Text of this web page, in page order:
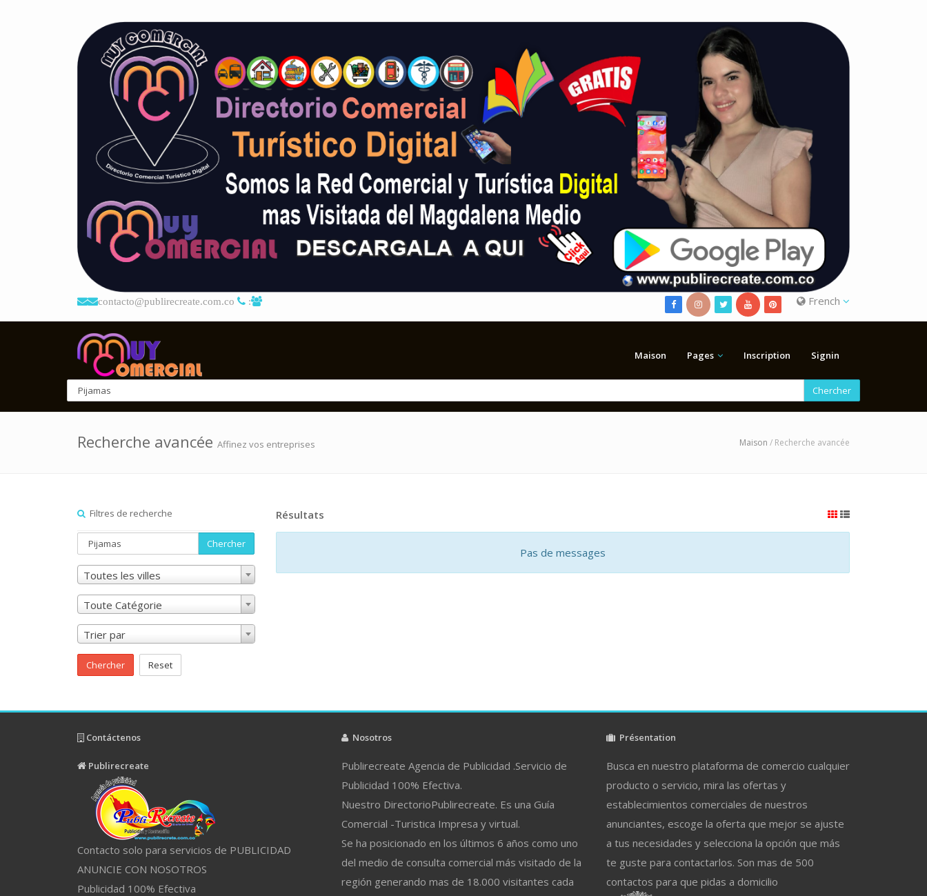
contacto@publirecreate.com.co : French
Maison Pages Inscription Signin
Chercher
Recherche avancée Affinez vos entreprises Maison / Recherche avancée
Filtres de recherche
Chercher
Toutes les villes
Toute Catégorie
Trier par
Chercher Reset
Résultats
Pas de messages
Contáctenos
Publirecreate
Contacto solo para servicios de PUBLICIDAD
ANUNCIE CON NOSOTROS
Publicidad 100% Efectiva
Nosotros
Publirecreate Agencia de Publicidad .Servicio de
Publicidad 100% Efectiva.
Nuestro DirectorioPublirecreate. Es una Guía
Comercial -Turistica Impresa y virtual.
Se ha posicionado en los últimos 6 años como uno
del medio de consulta comercial más visitado de la
región generando mas de 18.000 visitantes cada
Présentation
Busca en nuestro plataforma de comercio cualquier
producto o servicio, mira las ofertas y
establecimientos comerciales de nuestros
anunciantes, escoge la oferta que mejor se ajuste
a tus necesidades y selecciona la opción que más
te guste para contactarlos. Son mas de 500
contactos para que pidas a domicilio